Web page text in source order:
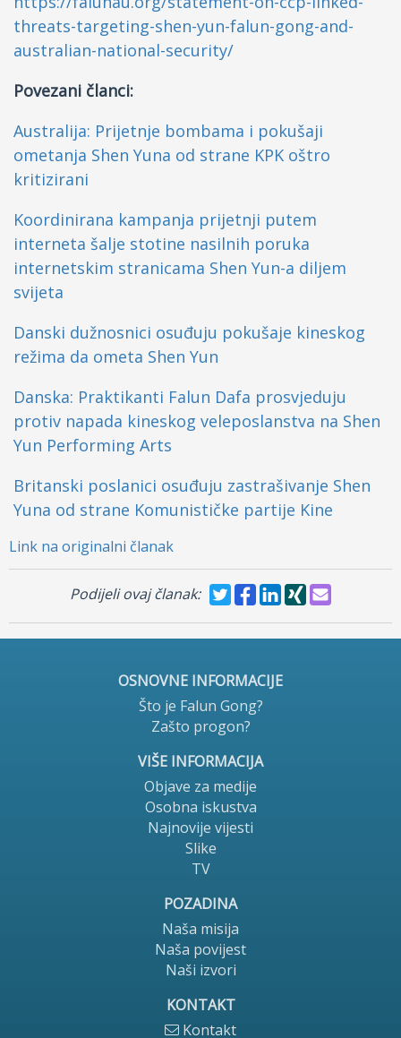
threats-targeting-shen-yun-falun-gong-and-
australian-national-security/
Povezani članci:
Australija: Prijetnje bombama i pokušaji
ometanja Shen Yuna od strane KPK oštro
kritizirani
Koordinirana kampanja prijetnji putem
interneta šalje stotine nasilnih poruka
internetskim stranicama Shen Yun-a diljem
svijeta
Danski dužnosnici osuđuju pokušaje kineskog
režima da ometa Shen Yun
Danska: Praktikanti Falun Dafa prosvjeduju
protiv napada kineskog veleposlanstva na Shen
Yun Performing Arts
Britanski poslanici osuđuju zastrašivanje Shen
Yuna od strane Komunističke partije Kine
Link na originalni članak
Podijeli ovaj članak:
OSNOVNE INFORMACIJE
Što je Falun Gong?
Zašto progon?
VIŠE INFORMACIJA
Objave za medije
Osobna iskustva
Najnovije vijesti
Slike
TV
POZADINA
Naša misija
Naša povijest
Naši izvori
KONTAKT
Kontakt